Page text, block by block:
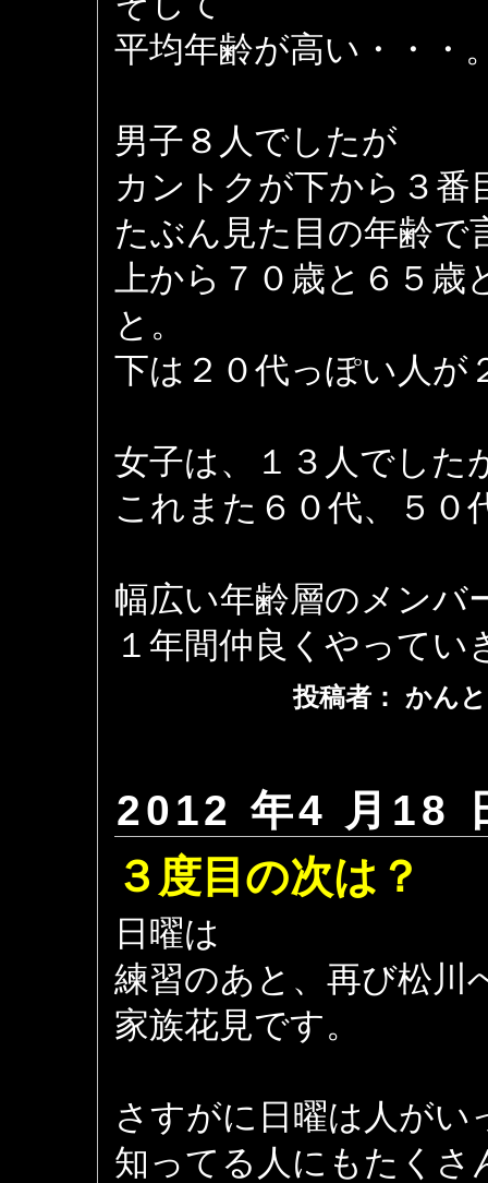
平均年齢が高い・・・
男子８人でしたが
カントクが下から３番
たぶん見た目の年齢で
上から７０歳と６５
と。
下は２０代っぽい人が
女子は、１３人でした
これまた６０代、５０
幅広い年齢層のメンバ
１年間仲良くやって
投稿者： かん
2012 年4 月18
３度目の次は？
日曜は
練習のあと、再び松川
家族花見です。
さすがに日曜は人がい
知ってる人にもたくさ